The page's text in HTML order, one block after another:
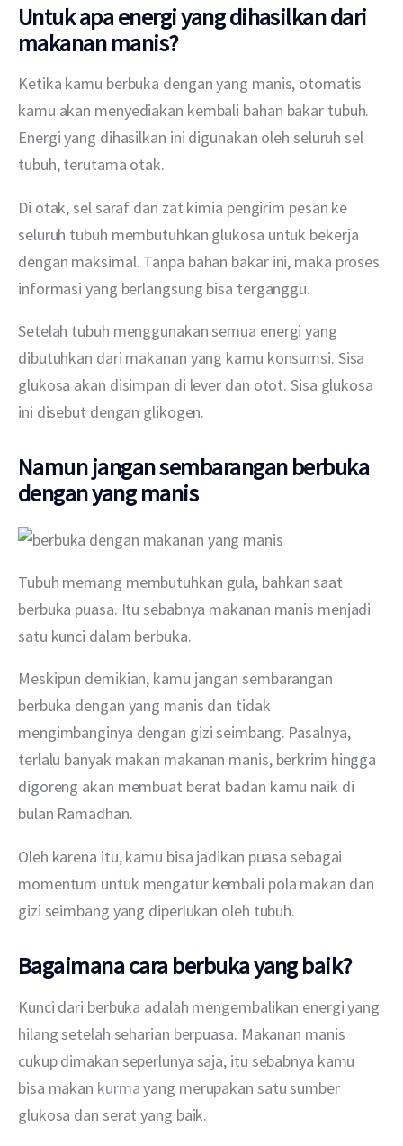
Untuk apa energi yang dihasilkan dari
makanan manis?
Ketika kamu berbuka dengan yang manis, otomatis
kamu akan menyediakan kembali bahan bakar tubuh.
Energi yang dihasilkan ini digunakan oleh seluruh sel
tubuh, terutama otak.
Di otak, sel saraf dan zat kimia pengirim pesan ke
seluruh tubuh membutuhkan glukosa untuk bekerja
dengan maksimal. Tanpa bahan bakar ini, maka proses
informasi yang berlangsung bisa terganggu.
Setelah tubuh menggunakan semua energi yang
dibutuhkan dari makanan yang kamu konsumsi. Sisa
glukosa akan disimpan di lever dan otot. Sisa glukosa
ini disebut dengan glikogen.
Namun jangan sembarangan berbuka
dengan yang manis
Tubuh memang membutuhkan gula, bahkan saat
berbuka puasa. Itu sebabnya makanan manis menjadi
satu kunci dalam berbuka.
Meskipun demikian, kamu jangan sembarangan
berbuka dengan yang manis dan tidak
mengimbanginya dengan gizi seimbang. Pasalnya,
terlalu banyak makan makanan manis, berkrim hingga
digoreng akan membuat berat badan kamu naik di
bulan Ramadhan.
Oleh karena itu, kamu bisa jadikan puasa sebagai
momentum untuk mengatur kembali pola makan dan
gizi seimbang yang diperlukan oleh tubuh.
Bagaimana cara berbuka yang baik?
Kunci dari berbuka adalah mengembalikan energi yang
hilang setelah seharian berpuasa. Makanan manis
cukup dimakan seperlunya saja, itu sebabnya kamu
bisa makan kurma yang merupakan satu sumber
glukosa dan serat yang baik.